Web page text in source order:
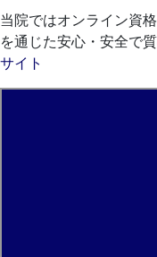
当院ではオンライン資
を通じた安心・安全で
サイト